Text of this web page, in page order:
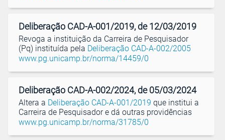
Deliberação CAD-A-001/2019, de 12/03/2019
Revoga a instituição da Carreira de Pesquisador
(Pq) instituída pela Deliberação CAD-A-002/2005
www.pg.unicamp.br/norma/14459/0
Deliberação CAD-A-002/2024, de 05/03/2024
Altera a Deliberação CAD-A-001/2019 que institui a
Carreira de Pesquisador e dá outras providências
www.pg.unicamp.br/norma/31785/0